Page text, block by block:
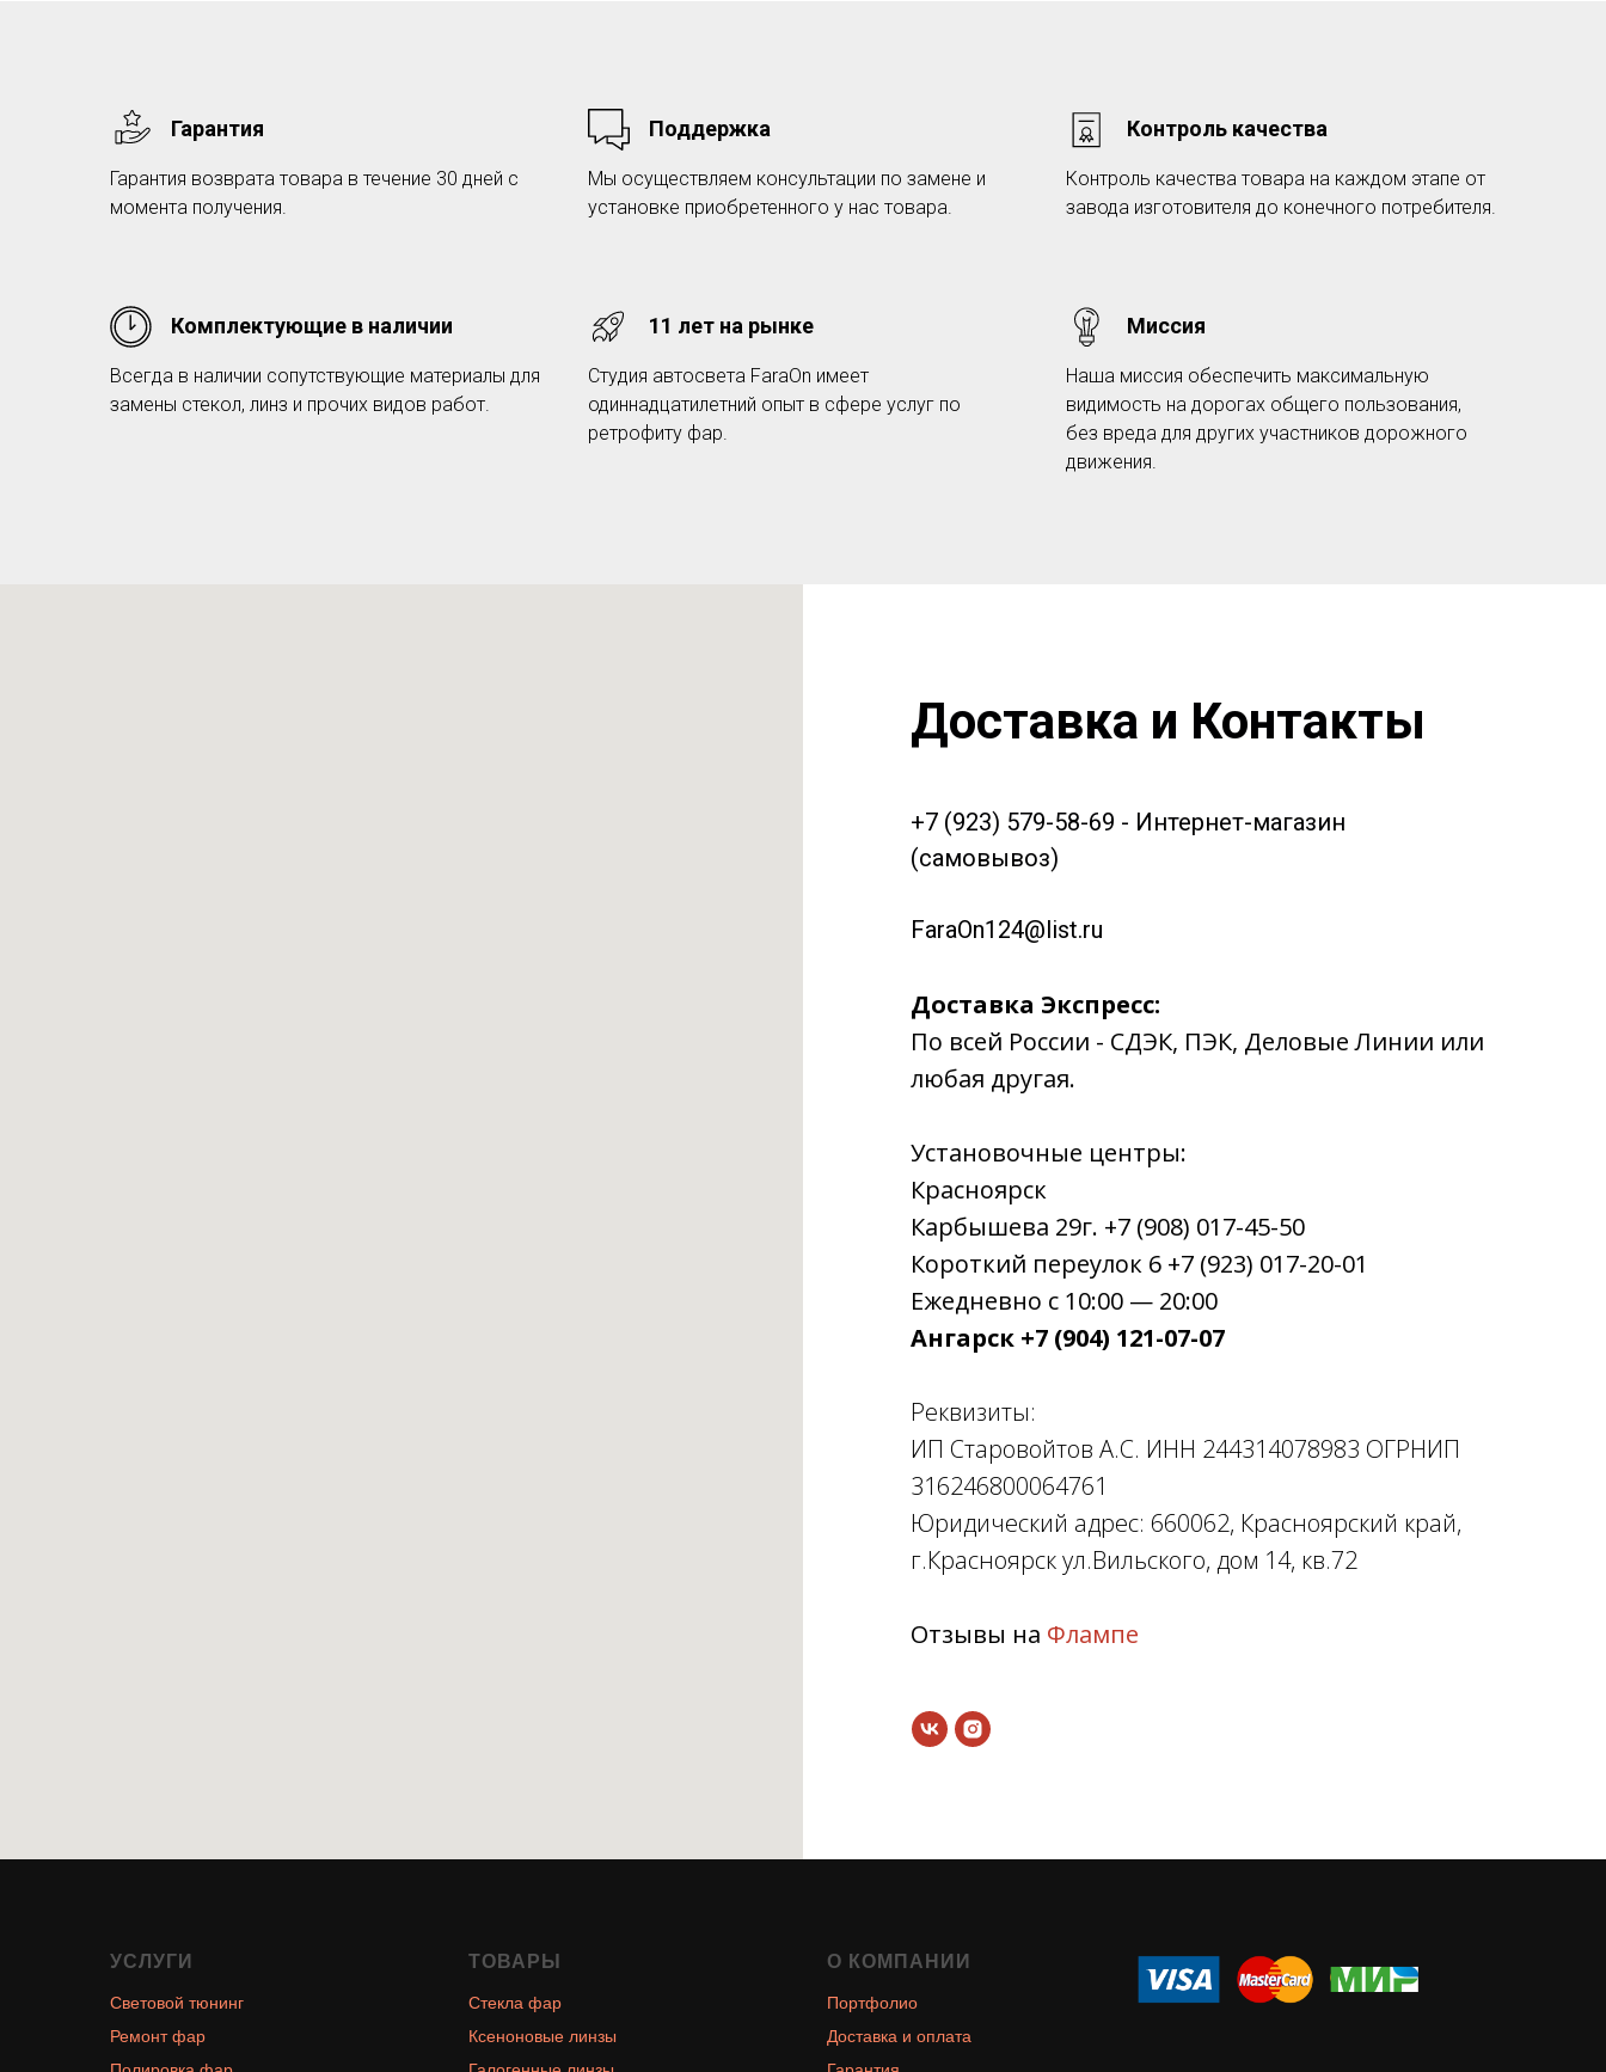
Гарантия
Гарантия возврата товара в течение 30 дней с
момента получения.
Поддержка
Мы осуществляем консультации по замене и
установке приобретенного у нас товара.
Контроль качества
Контроль качества товара на каждом этапе от
завода изготовителя до конечного потребителя.
Комплектующие в наличии
Всегда в наличии сопутствующие материалы для
замены стекол, линз и прочих видов работ.
11 лет на рынке
Студия автосвета FaraOn имеет
одиннадцатилетний опыт в сфере услуг по
ретрофиту фар.
Миссия
Наша миссия обеспечить максимальную
видимость на дорогах общего пользования,
без вреда для других участников дорожного
движения.
Доставка и Контакты
+7 (923) 579-58-69 - Интернет-магазин
(самовывоз)
FaraOn124@list.ru
Доставка Экспресс:
По всей России - СДЭК, ПЭК, Деловые Линии или
любая другая.
Установочные центры:
Красноярск
Карбышева 29г. +7 (908) 017-45-50
Короткий переулок 6 +7 (923) 017-20-01
Ежедневно с 10:00 — 20:00
Ангарск +7 (904) 121-07-07
Реквизиты:
ИП Старовойтов А.С. ИНН 244314078983 ОГРНИП
316246800064761
Юридический адрес: 660062, Красноярский край,
г.Красноярск ул.Вильского, дом 14, кв.72
Отзывы на Флампе
УСЛУГИ
Световой тюнинг
Ремонт фар
ТОВАРЫ
Стекла фар
Ксеноновые линзы
О КОМПАНИИ
Портфолио
Доставка и оплата